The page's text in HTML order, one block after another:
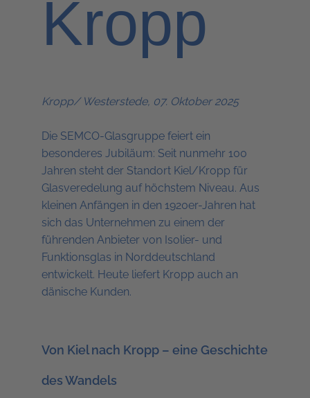
Kropp
Kropp/ Westerstede, 07. Oktober 2025
Die SEMCO-Glasgruppe feiert ein
besonderes Jubiläum: Seit nunmehr 100
Jahren steht der Standort Kiel/Kropp für
Glasveredelung auf höchstem Niveau. Aus
kleinen Anfängen in den 1920er-Jahren hat
sich das Unternehmen zu einem der
führenden Anbieter von Isolier- und
Funktionsglas in Norddeutschland
entwickelt. Heute liefert Kropp auch an
dänische Kunden.
Von Kiel nach Kropp – eine Geschichte
des Wandels